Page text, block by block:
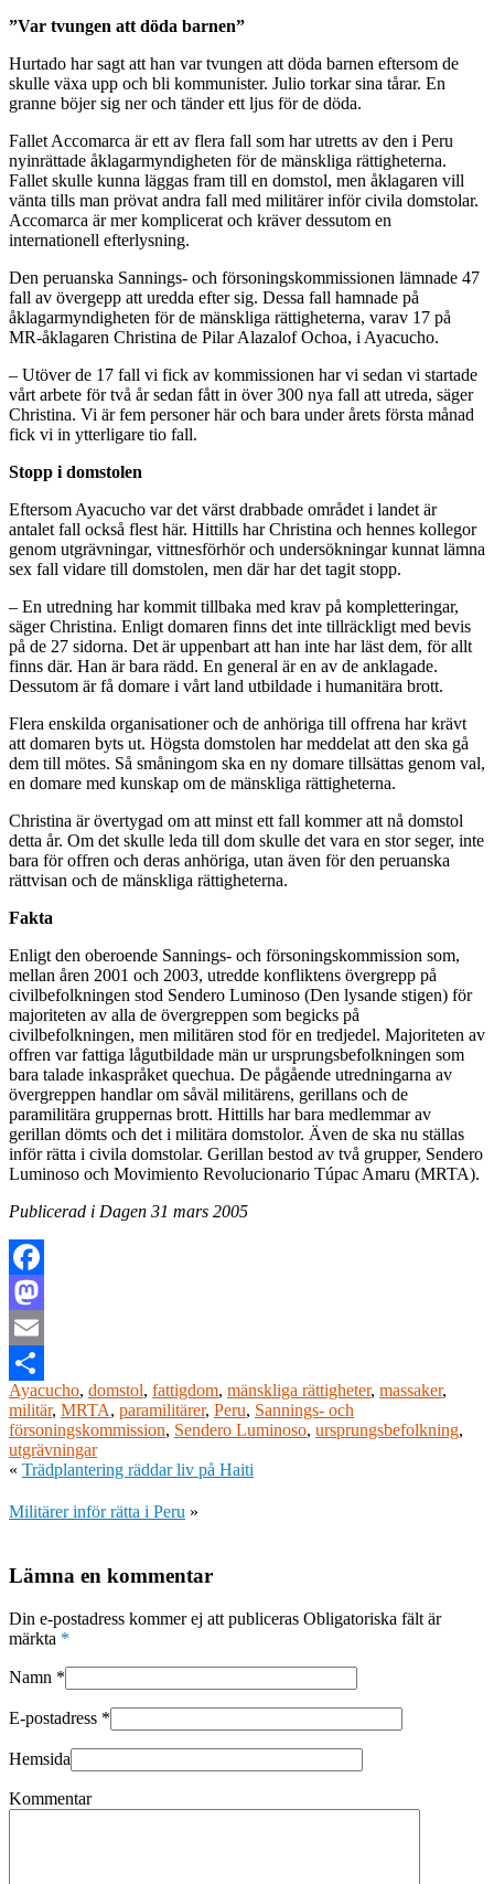
”Var tvungen att döda barnen”
Hurtado har sagt att han var tvungen att döda barnen eftersom de
skulle växa upp och bli kommunister. Julio torkar sina tårar. En
granne böjer sig ner och tänder ett ljus för de döda.
Fallet Accomarca är ett av flera fall som har utretts av den i Peru
nyinrättade åklagarmyndigheten för de mänskliga rättigheterna.
Fallet skulle kunna läggas fram till en domstol, men åklagaren vill
vänta tills man prövat andra fall med militärer inför civila domstolar.
Accomarca är mer komplicerat och kräver dessutom en
internationell efterlysning.
Den peruanska Sannings- och försoningskommissionen lämnade 47
fall av övergepp att uredda efter sig. Dessa fall hamnade på
åklagarmyndigheten för de mänskliga rättigheterna, varav 17 på
MR-åklagaren Christina de Pilar Alazalof Ochoa, i Ayacucho.
– Utöver de 17 fall vi fick av kommissionen har vi sedan vi startade
vårt arbete för två år sedan fått in över 300 nya fall att utreda, säger
Christina. Vi är fem personer här och bara under årets första månad
fick vi in ytterligare tio fall.
Stopp i domstolen
Eftersom Ayacucho var det värst drabbade området i landet är
antalet fall också flest här. Hittills har Christina och hennes kollegor
genom utgrävningar, vittnesförhör och undersökningar kunnat lämna
sex fall vidare till domstolen, men där har det tagit stopp.
– En utredning har kommit tillbaka med krav på kompletteringar,
säger Christina. Enligt domaren finns det inte tillräckligt med bevis
på de 27 sidorna. Det är uppenbart att han inte har läst dem, för allt
finns där. Han är bara rädd. En general är en av de anklagade.
Dessutom är få domare i vårt land utbildade i humanitära brott.
Flera enskilda organisationer och de anhöriga till offrena har krävt
att domaren byts ut. Högsta domstolen har meddelat att den ska gå
dem till mötes. Så småningom ska en ny domare tillsättas genom val,
en domare med kunskap om de mänskliga rättigheterna.
Christina är övertygad om att minst ett fall kommer att nå domstol
detta år. Om det skulle leda till dom skulle det vara en stor seger, inte
bara för offren och deras anhöriga, utan även för den peruanska
rättvisan och de mänskliga rättigheterna.
Fakta
Enligt den oberoende Sannings- och försoningskommission som,
mellan åren 2001 och 2003, utredde konfliktens övergrepp på
civilbefolkningen stod Sendero Luminoso (Den lysande stigen) för
majoriteten av alla de övergreppen som begicks på
civilbefolkningen, men militären stod för en tredjedel. Majoriteten av
offren var fattiga lågutbildade män ur ursprungsbefolkningen som
bara talade inkaspråket quechua. De pågående utredningarna av
övergreppen handlar om såväl militärens, gerillans och de
paramilitära gruppernas brott. Hittills har bara medlemmar av
gerillan dömts och det i militära domstolor. Även de ska nu ställas
inför rätta i civila domstolar. Gerillan bestod av två grupper, Sendero
Luminoso och Movimiento Revolucionario Túpac Amaru (MRTA).
Publicerad i Dagen 31 mars 2005
Facebook
Mastodon
Email
Dela
Ayacucho, domstol, fattigdom, mänskliga rättigheter, massaker,
militär, MRTA, paramilitärer, Peru, Sannings- och
försoningskommission, Sendero Luminoso, ursprungsbefolkning,
utgrävningar
« Trädplantering räddar liv på Haiti
Militärer inför rätta i Peru »
Lämna en kommentar
Din e-postadress kommer ej att publiceras Obligatoriska fält är
märkta *
Namn *
E-postadress *
Hemsida
Kommentar